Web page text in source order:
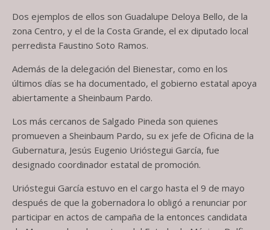
Dos ejemplos de ellos son Guadalupe Deloya Bello, de la
zona Centro, y el de la Costa Grande, el ex diputado local
perredista Faustino Soto Ramos.
Además de la delegación del Bienestar, como en los
últimos días se ha documentado, el gobierno estatal apoya
abiertamente a Sheinbaum Pardo.
Los más cercanos de Salgado Pineda son quienes
promueven a Sheinbaum Pardo, su ex jefe de Oficina de la
Gubernatura, Jesús Eugenio Urióstegui García, fue
designado coordinador estatal de promoción.
Urióstegui García estuvo en el cargo hasta el 9 de mayo
después de que la gobernadora lo obligó a renunciar por
participar en actos de campaña de la entonces candidata